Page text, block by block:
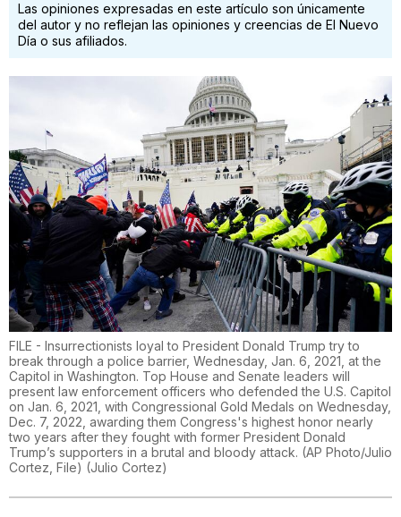
Las opiniones expresadas en este artículo son únicamente
del autor y no reflejan las opiniones y creencias de El Nuevo
Día o sus afiliados.
FILE - Insurrectionists loyal to President Donald Trump try to
break through a police barrier, Wednesday, Jan. 6, 2021, at the
Capitol in Washington. Top House and Senate leaders will
present law enforcement officers who defended the U.S. Capitol
on Jan. 6, 2021, with Congressional Gold Medals on Wednesday,
Dec. 7, 2022, awarding them Congress's highest honor nearly
two years after they fought with former President Donald
Trump’s supporters in a brutal and bloody attack. (AP Photo/Julio
Cortez, File) (Julio Cortez)